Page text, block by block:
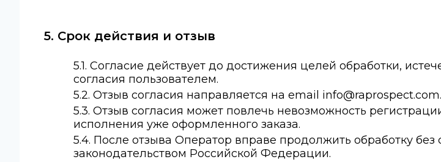
5. Срок действия и отзыв
5.1. Согласие действует до достижения целей обработки,
согласия пользователем.
5.2. Отзыв согласия направляется на email info@raprospect.com.
5.3. Отзыв согласия может повлечь невозможность
исполнения уже оформленного заказа.
5.4. После отзыва Оператор вправе продолжить обработку
законодательством Российской Федерации.